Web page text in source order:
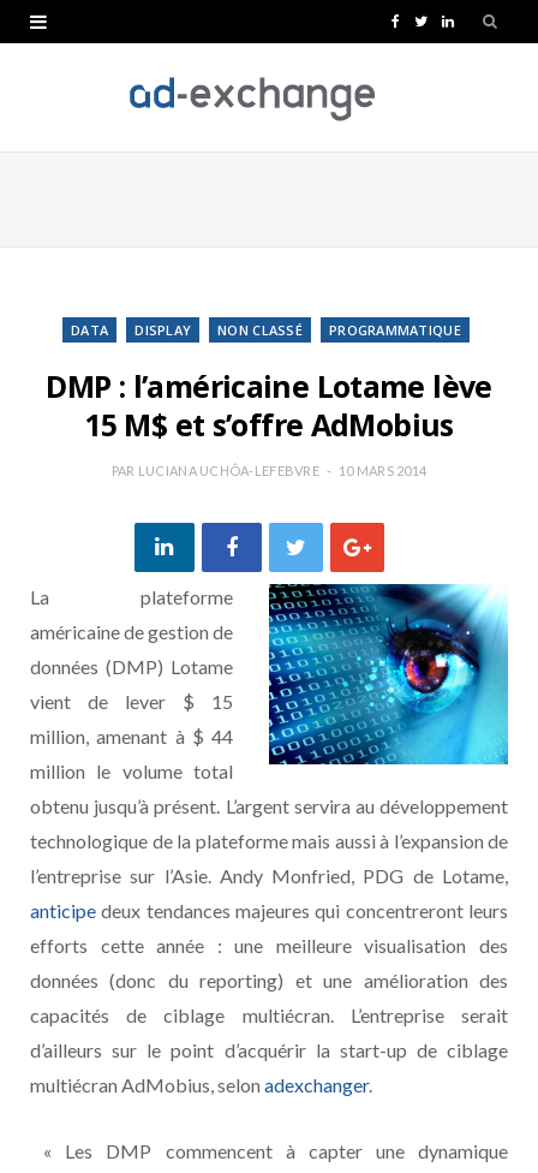
e
k
T
t
L
k
n
DATA DISPLAY NON CLASSÉ PROGRAMMATIQUE
DMP : l’américaine Lotame lève
15 M$ et s’offre AdMobius
PAR LUCIANA UCHÔA-LEFEBVRE 10 MARS 2014
La plateforme
américaine de gestion de
données (DMP) Lotame
vient de lever $ 15
million, amenant à $ 44
million le volume total
obtenu jusqu’à présent. L’argent servira au développement
technologique de la plateforme mais aussi à l’expansion de
l’entreprise sur l’Asie. Andy Monfried, PDG de Lotame,
anticipe deux tendances majeures qui concentreront leurs
efforts cette année : une meilleure visualisation des
données (donc du reporting) et une amélioration des
capacités de ciblage multiécran. L’entreprise serait
d’ailleurs sur le point d’acquérir la start-up de ciblage
multiécran AdMobius, selon adexchanger.
« Les DMP commencent à capter une dynamique